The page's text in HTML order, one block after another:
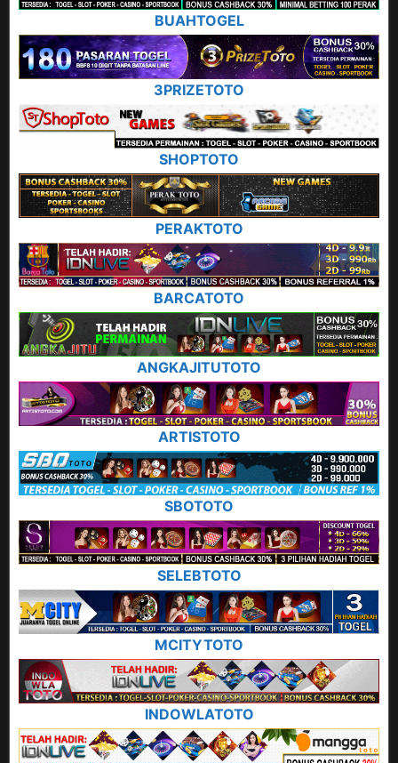
BUAHTOGEL
3PRIZETOTO
SHOPTOTO
PERAKTOTO
BARCATOTO
ANGKAJITUTOTO
ARTISTOTO
SBOTOTO
SELEBTOTO
MCITYTOTO
INDOWLATOTO